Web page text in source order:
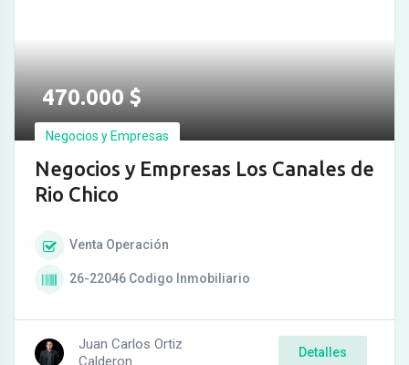
470.000$
Negocios y Empresas
Negocios y Empresas Los Canales de
Rio Chico
Venta Operación
26-22046 Codigo Inmobiliario
Juan Carlos Ortiz
Calderon
Detalles